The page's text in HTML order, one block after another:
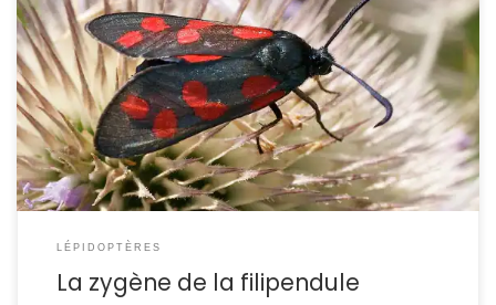
Les plupart des zygènes sont noires avec des taches rouges. Leur
nombre et leur disposition permet de reconnaitre les espèces.
Quant à la filipendule, on la connait aussi sous le nom de spirée.
Zygaena filipendulae Linnaeus,1758 la zygène de la spirée
POSITION SYSTÉMATIQUE : Insecte Lépidoptère Famille des
Zygaenidae ETYMOLOGIE : Zygaena = « joug […]
LÉPIDOPTÈRES
La zygène de la filipendule